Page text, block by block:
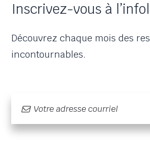
Inscrivez-vous à
Découvrez chaque mois des
incontournables.